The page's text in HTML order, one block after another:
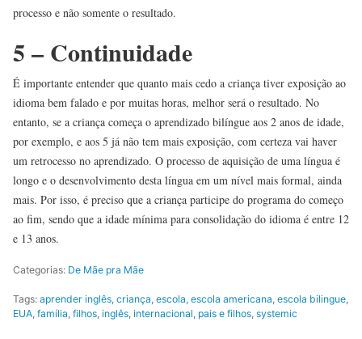
processo e não somente o resultado.
5 – Continuidade
É importante entender que quanto mais cedo a criança tiver exposição ao
idioma bem falado e por muitas horas, melhor será o resultado. No
entanto, se a criança começa o aprendizado bilíngue aos 2 anos de idade,
por exemplo, e aos 5 já não tem mais exposição, com certeza vai haver
um retrocesso no aprendizado. O processo de aquisição de uma língua é
longo e o desenvolvimento desta língua em um nível mais formal, ainda
mais. Por isso, é preciso que a criança participe do programa do começo
ao fim, sendo que a idade mínima para consolidação do idioma é entre 12
e 13 anos.
Categorias: De Mãe pra Mãe
Tags: aprender inglês, criança, escola, escola americana, escola bilingue,
EUA, família, filhos, inglês, internacional, pais e filhos, systemic